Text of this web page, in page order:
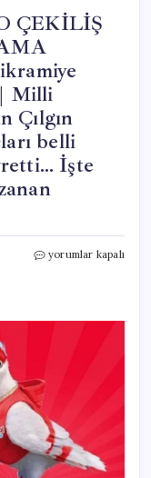
ÇEKİLİŞ
Milli
Çılgın
belli
İşte
ÇILGIN
sonucu
listesi
görüntüle)
|
yorumlar kapalı